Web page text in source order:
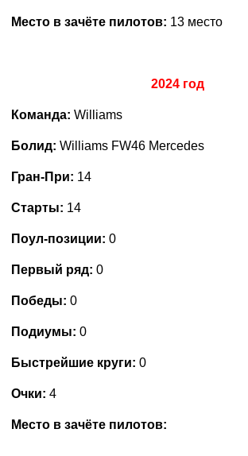
Место в зачёте пилотов: 13 место
2024 год
Команда: Williams
Болид: Williams FW46 Mercedes
Гран-При: 14
Старты: 14
Поул-позиции: 0
Первый ряд: 0
Победы: 0
Подиумы: 0
Быстрейшие круги: 0
Очки: 4
Место в зачёте пилотов: